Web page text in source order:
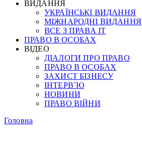
ВИДАННЯ
УКРАЇНСЬКІ ВИДАННЯ
МІЖНАРОДНІ ВИДАННЯ
ВСЕ З ПРАВА ІТ
ПРАВО В ОСОБАХ
ВІДЕО
ДІАЛОГИ ПРО ПРАВО
ПРАВО В ОСОБАХ
ЗАХИСТ БІЗНЕСУ
ІНТЕРВ`Ю
НОВИНИ
ПРАВО ВІЙНИ
Головна